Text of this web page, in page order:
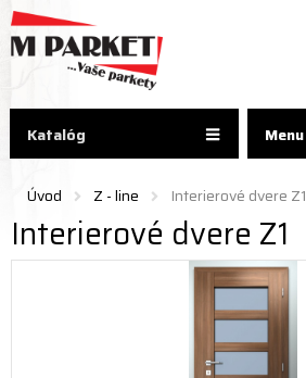
Menu
Úvod Z - line Interierové dvere Z1
Interierové dvere Z1
Katalóg